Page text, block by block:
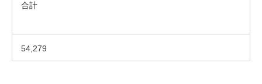
合計
54,279